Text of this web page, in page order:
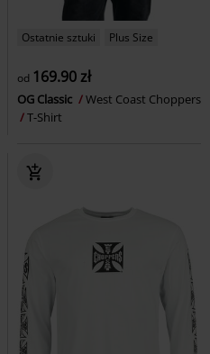
Ostatnie sztuki Plus Size
od 169.90 zł
OG Classic
West Coast Choppers
T-Shirt